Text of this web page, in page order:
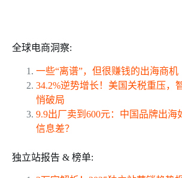
全球电商洞察:
一些“离谱”，但很赚钱的出海商机
34.2%逆势增长！美国关税重压，
悄破局
9.9出厂卖到600元：中国品牌出海
信息差？
独立站报告 & 榜单: